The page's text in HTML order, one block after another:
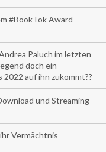
#BookTok Award
Paluch im letzten
doch ein
auf ihn zukommt??
und Streaming
Vermächtnis